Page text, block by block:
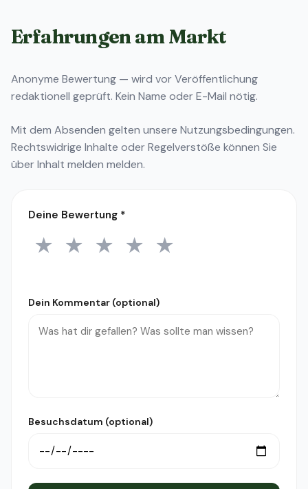
Erfahrungen am Markt
Anonyme Bewertung — wird vor Veröffentlichung
redaktionell geprüft. Kein Name oder E-Mail nötig.
Mit dem Absenden gelten unsere Nutzungsbedingungen.
Rechtswidrige Inhalte oder Regelverstöße können Sie
überInhalt melden melden.
Deine Bewertung *
1 Stern
★ 2 Sterne
★ 3 Sterne
★ 4 Sterne
★ 5 Sterne
★
Dein Kommentar (optional)
Besuchsdatum (optional)